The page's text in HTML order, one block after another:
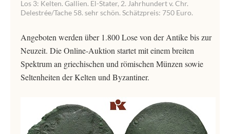
Los 3: Kelten. Gallien. El-Stater, 2. Jahrhundert v. Chr.
Delestrée/Tache 58. sehr schön. Schätzpreis: 750 Euro.
Angeboten werden über 1.800 Lose von der Antike bis zur
Neuzeit. Die Online-Auktion startet mit einem breiten
Spektrum an griechischen und römischen Münzen sowie
Seltenheiten der Kelten und Byzantiner.